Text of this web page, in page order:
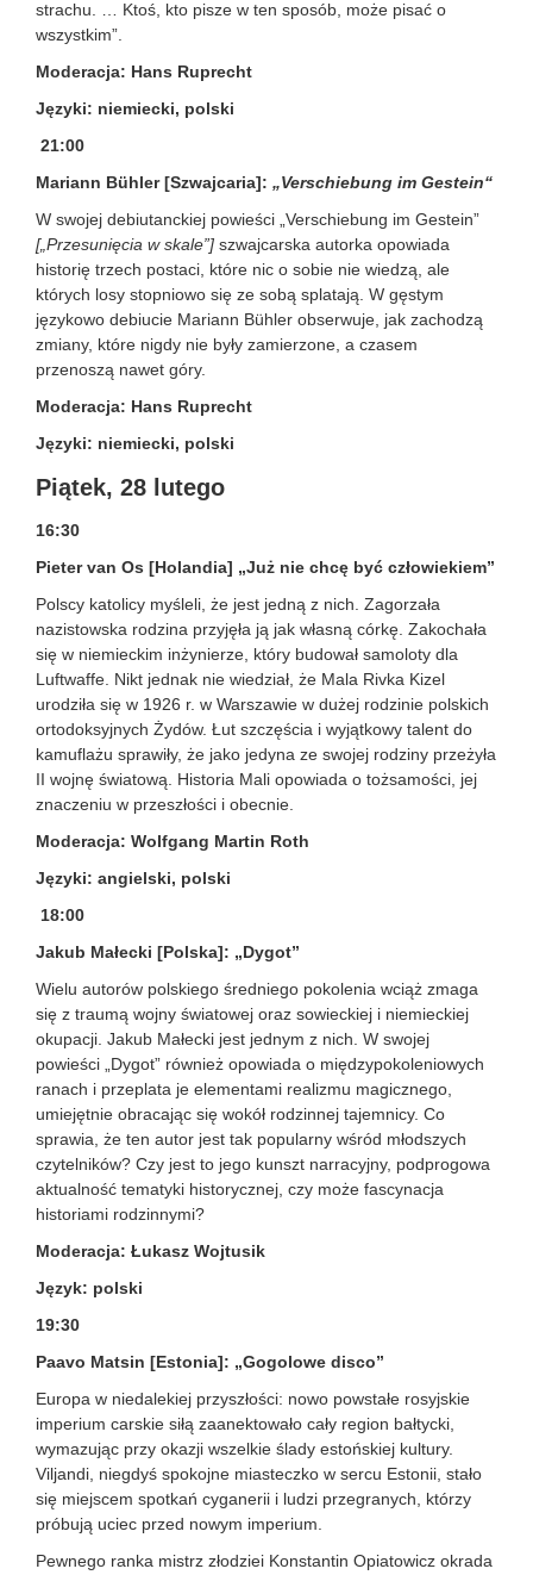
strachu. … Ktoś, kto pisze w ten sposób, może pisać o
wszystkim”.
Moderacja: Hans Ruprecht
Języki: niemiecki, polski
21:00
Mariann Bühler [Szwajcaria]: „Verschiebung im Gestein“
W swojej debiutanckiej powieści „Verschiebung im Gestein”
[„Przesunięcia w skale”] szwajcarska autorka opowiada
historię trzech postaci, które nic o sobie nie wiedzą, ale
których losy stopniowo się ze sobą splatają. W gęstym
językowo debiucie Mariann Bühler obserwuje, jak zachodzą
zmiany, które nigdy nie były zamierzone, a czasem
przenoszą nawet góry.
Moderacja: Hans Ruprecht
Języki: niemiecki, polski
Piątek, 28 lutego
16:30
Pieter van Os [Holandia] „Już nie chcę być człowiekiem”
Polscy katolicy myśleli, że jest jedną z nich. Zagorzała
nazistowska rodzina przyjęła ją jak własną córkę. Zakochała
się w niemieckim inżynierze, który budował samoloty dla
Luftwaffe. Nikt jednak nie wiedział, że Mala Rivka Kizel
urodziła się w 1926 r. w Warszawie w dużej rodzinie polskich
ortodoksyjnych Żydów. Łut szczęścia i wyjątkowy talent do
kamuflażu sprawiły, że jako jedyna ze swojej rodziny przeżyła
II wojnę światową. Historia Mali opowiada o tożsamości, jej
znaczeniu w przeszłości i obecnie.
Moderacja: Wolfgang Martin Roth
Języki: angielski, polski
18:00
Jakub Małecki [Polska]: „Dygot”
Wielu autorów polskiego średniego pokolenia wciąż zmaga
się z traumą wojny światowej oraz sowieckiej i niemieckiej
okupacji. Jakub Małecki jest jednym z nich. W swojej
powieści „Dygot” również opowiada o międzypokoleniowych
ranach i przeplata je elementami realizmu magicznego,
umiejętnie obracając się wokół rodzinnej tajemnicy. Co
sprawia, że ten autor jest tak popularny wśród młodszych
czytelników? Czy jest to jego kunszt narracyjny, podprogowa
aktualność tematyki historycznej, czy może fascynacja
historiami rodzinnymi?
Moderacja: Łukasz Wojtusik
Język: polski
19:30
Paavo Matsin [Estonia]: „Gogolowe disco”
Europa w niedalekiej przyszłości: nowo powstałe rosyjskie
imperium carskie siłą zaanektowało cały region bałtycki,
wymazując przy okazji wszelkie ślady estońskiej kultury.
Viljandi, niegdyś spokojne miasteczko w sercu Estonii, stało
się miejscem spotkań cyganerii i ludzi przegranych, którzy
próbują uciec przed nowym imperium.
Pewnego ranka mistrz złodziei Konstantin Opiatowicz okrada